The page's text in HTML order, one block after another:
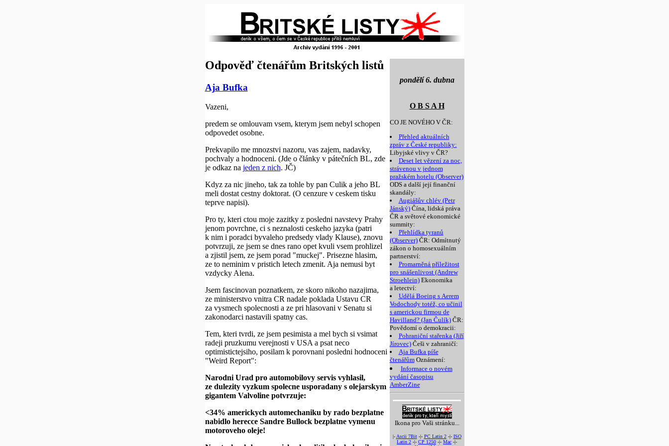
pondělí 6. dubna
O B S A H
CO JE NOVÉHO V ČR:
Přehled aktuálních
zpráv z České republiky:
Libyjské vlivy v ČR?
Deset let vězení za noc,
strávenou v jednom
pražském hotelu (Observer)
ODS a další její finanční
skandály:
Augiášův chlév (Petr
Jánský)Čína, lidská práva
ČR a světové ekonomické
summity:
Přehlídka tyranů
(Observer)ČR: Odmítnutý
zákon o homosexuálním
partnerství:
Promarněná příležitost
pro snášenlivost (Andrew
Stroehlein)Ekonomika
a letectví:
Udělá Boeing s Aerem
Vodochody totéž, co učinil
s americkou firmou de
Havilland? (Jan Čulík)ČR:
Povědomí o demokracii:
Pohraniční stařenka (Jiří
Jírovec)Češi v zahraničí:
Aja Bufka píše
čtenářůmOznámení:
Informace o novém
vydání časopisu
AmberZine
Ikona pro Vaši stránku...
|- Ascii 7Bit-|- PC Latin 2-|- ISO
Latin 2 -|- CP 1250 -|- Mac -|-
Odpověď čtenářům Britských listů
Aja Bufka
Vazeni,
predem se omlouvam vsem, kterym jsem nebyl schopen
odpovedet osobne.
Prekvapilo me mnozstvi nazoru, vas zajem, nadavky,
pochvaly a hodnoceni. (Jde o články v pátečních BL, zde
je odkaz na jeden z nich. JČ)
Kdyz za nic jineho, tak za tohle by pan Culik a jeho BL
meli dostat cestny doktorat. (O cenzure v ceskem tisku
teprve napisi).
Pro ty, kteri ctou moje zazitky z posledni navstevy Prahy
jenom povrchne, ci s neznalosti ceskeho jazyka (patri
k nim i poradci byvaleho predsedy vlady Klause), znovu
potvrzuji, ze jsem se dnes rano opet kvuli vsem prohlizel
a zjistil jsem, ze jsem porad "muckej". Prisezne hlasim,
ze to neminim v pristich letech zmenit. Aja nemusi byt
vzdycky Alena.
Jsem fascinovan poznatkem, ze skoro nikoho nazajima,
ze ministerstvo vnitra CR nadale poklada Ustavu CR
za vysmech spolecnosti a ze pri hlasovani v Senatu si
zakonodarci nastavili spatny cas.
Tem, kteri tvrdi, ze jsem pesimista a mel bych si vsimat
radeji pruzkumu verejnosti v USA a psat neco
optimistictejsiho, posilam k porovnani posledni hodnoceni
"Weird Report":
Narodni Urad pro automobilovy servis vyhlasil,
ze dulezity vyzkum spolecne usporadany s olejarskym
gigantem Valvoline potvrzuje:
<34% americkych automechaniku by rado bezplatne
nabidlo herecce Sandre Bullock bezplatne vymenu
motoroveho oleje!